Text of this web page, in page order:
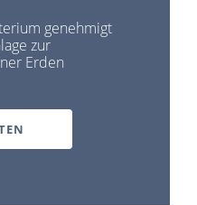
genehmigt
zur
Erden